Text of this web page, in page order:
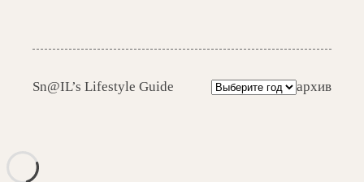
Sn@IL’s Lifestyle Guide
А
архив